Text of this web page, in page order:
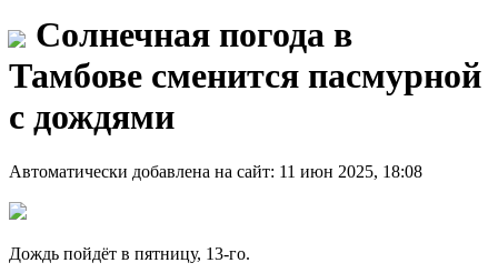
Солнечная погода в
Тамбове сменится пасмурной
с дождями
Автоматически добавлена на сайт: 11 июн 2025, 18:08
Дождь пойдёт в пятницу, 13-го.